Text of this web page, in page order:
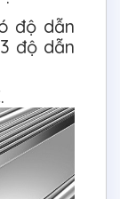
độ dẫn
độ dẫn